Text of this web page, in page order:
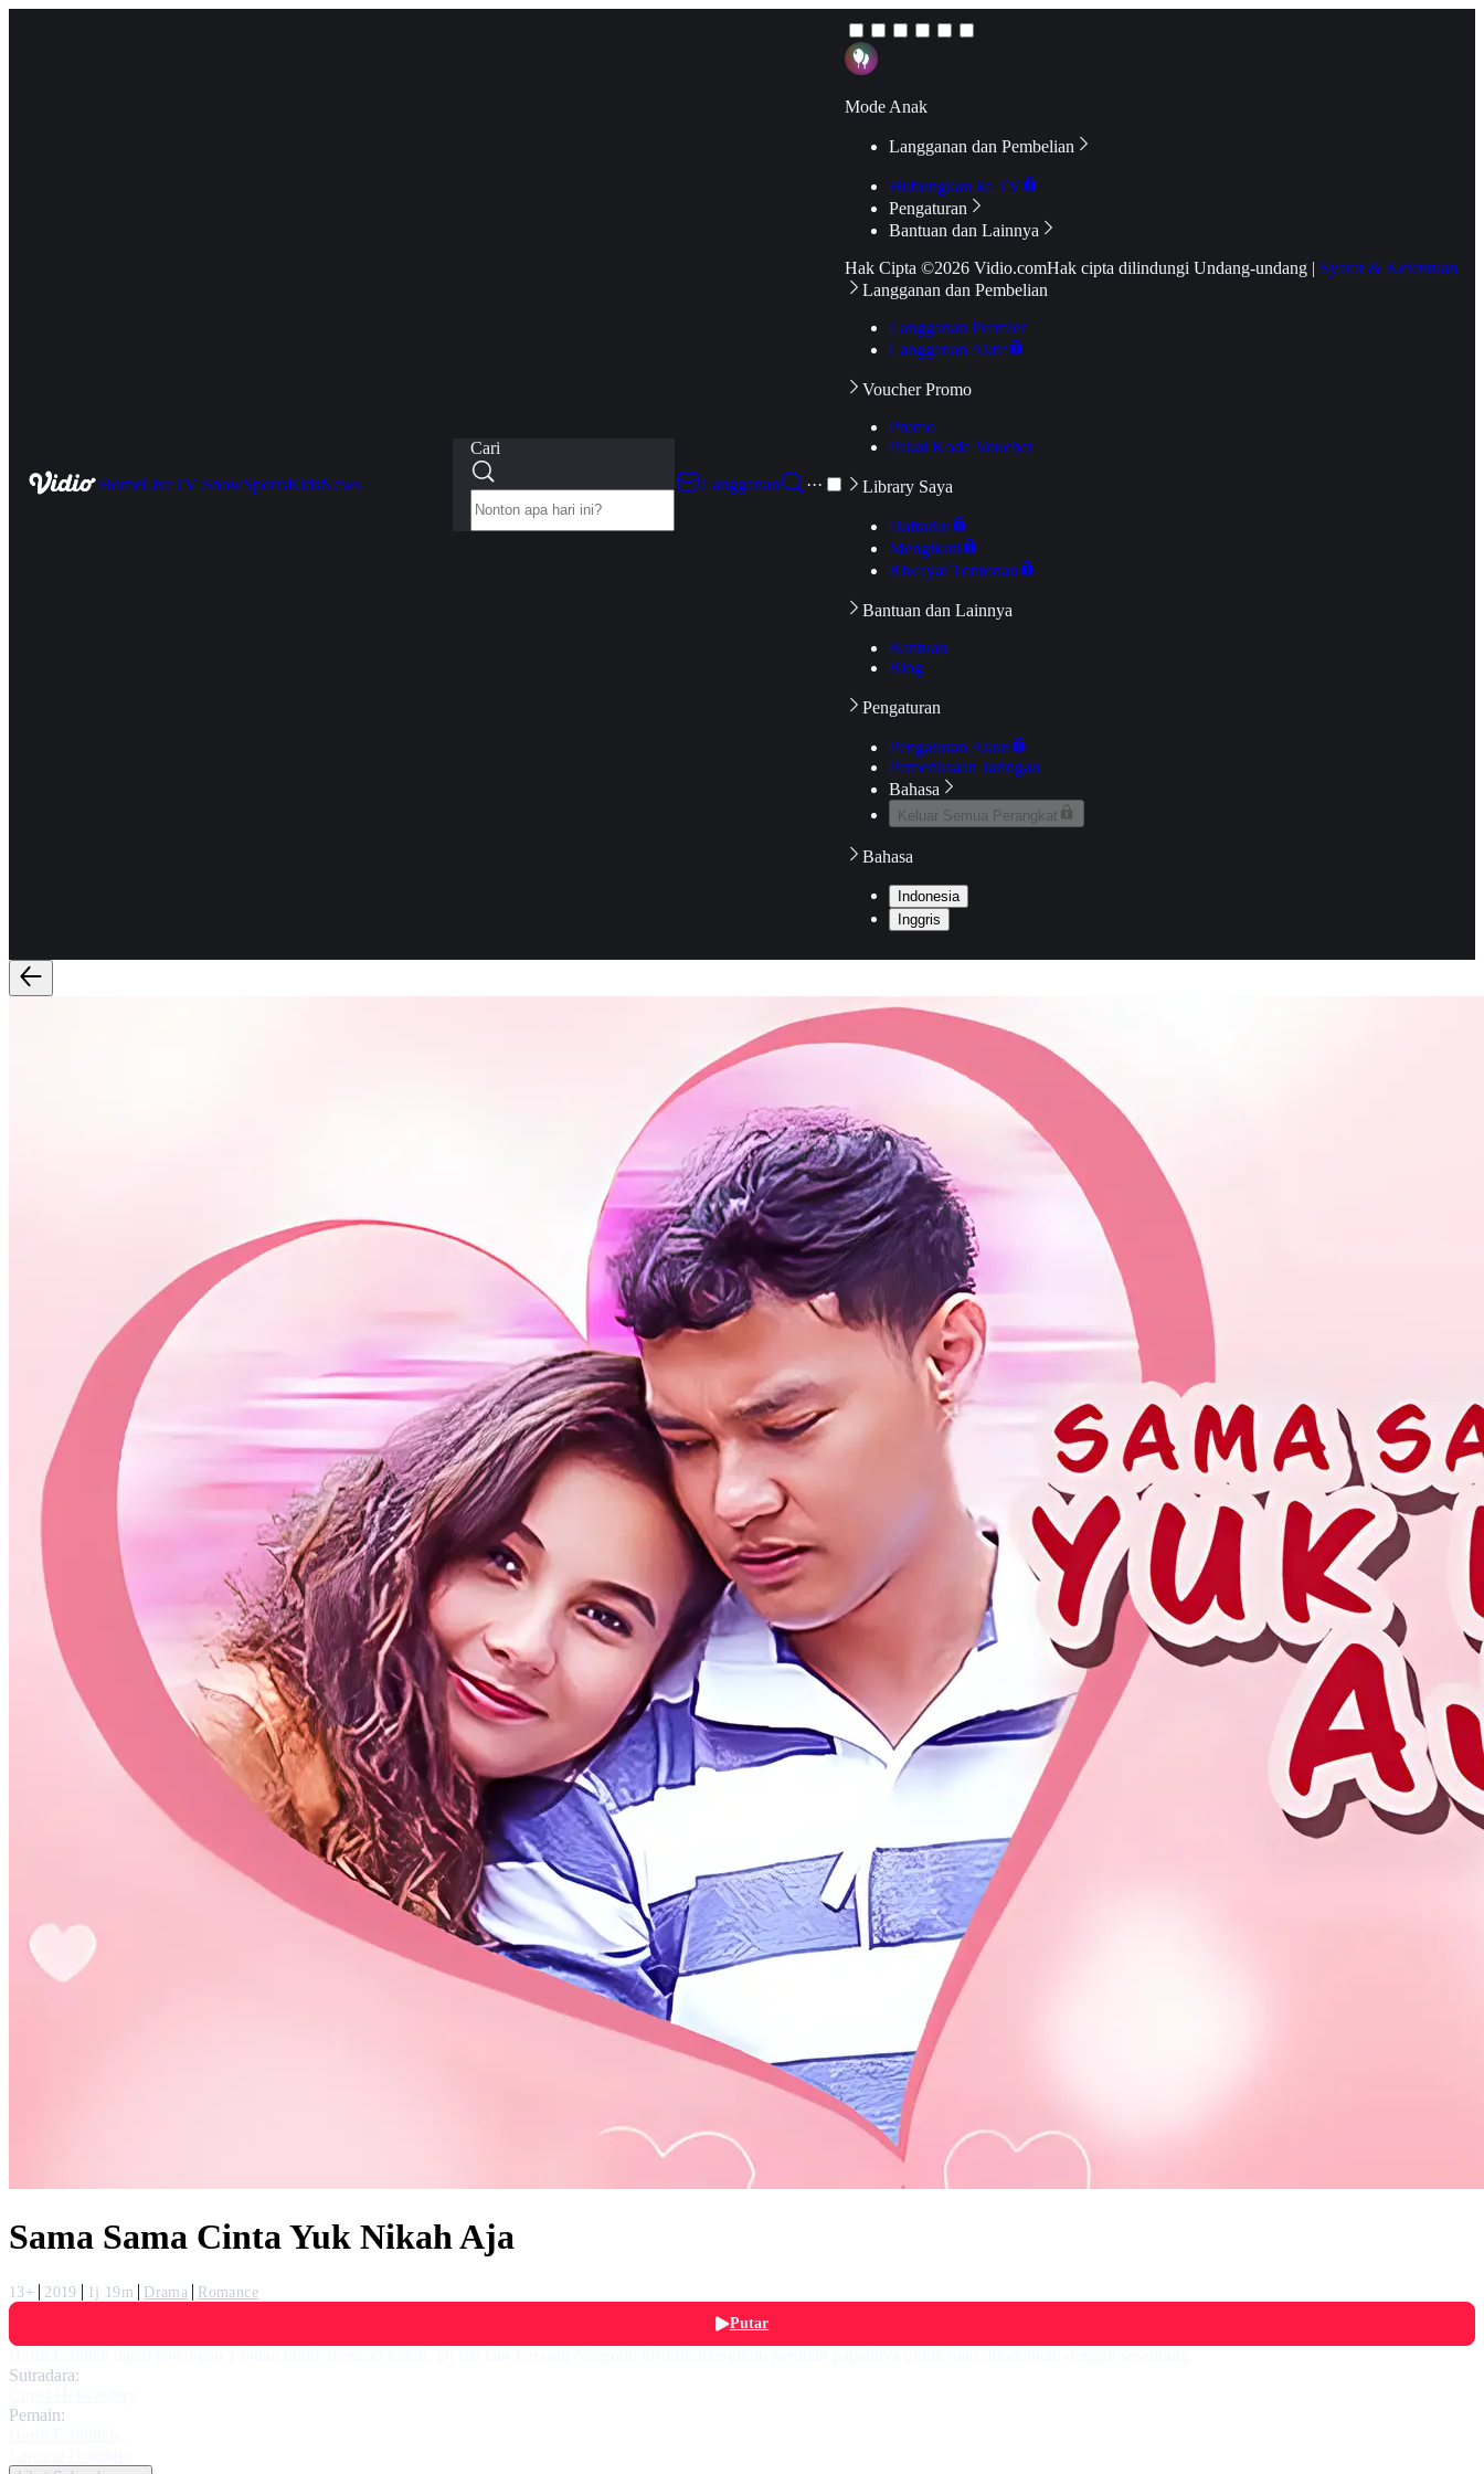
HomeLiveTV ShowSportsKidsNews
Cari
Langganan
···
Mode Anak
Langganan dan Pembelian
Hubungkan ke TV
Pengaturan
Bantuan dan Lainnya
Hak Cipta ©2026 Vidio.comHak cipta dilindungi Undang-undang | Syarat & Ketentuan
Langganan dan Pembelian
Langganan Premier
Langganan Aktif
Voucher Promo
Promo
Pakai Kode Voucher
Library Saya
Daftarku
Mengikuti
Riwayat Tontonan
Bantuan dan Lainnya
Bantuan
Blog
Pengaturan
Pengaturan Akun
Pemeriksaan Jaringan
Bahasa
Keluar Semua Perangkat
Bahasa
Indonesia
Inggris
Sama Sama Cinta Yuk Nikah Aja
13+ 2019 1j 19m Drama
Romance
Putar
Sutradara:
Pemain: